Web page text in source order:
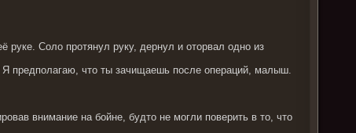
руке. Соло протянул руку, дернул и оторвал одно из
предполагаю, что ты зачищаешь после операций, малыш.
внимание на бойне, будто не могли поверить в то, что